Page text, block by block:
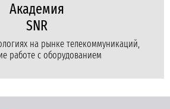
Академия
SNR
на рынке телекоммуникаций,
работе с оборудованием